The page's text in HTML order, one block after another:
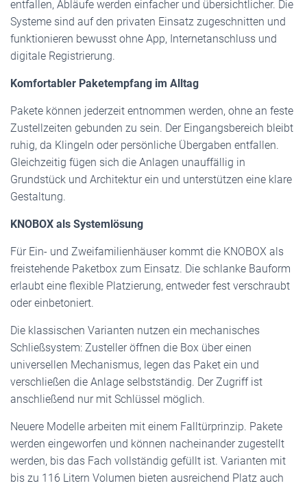
entfallen, Abläufe werden einfacher und übersichtlicher. Die
Systeme sind auf den privaten Einsatz zugeschnitten und
funktionieren bewusst ohne App, Internetanschluss und
digitale Registrierung.
Komfortabler Paketempfang im Alltag
Pakete können jederzeit entnommen werden, ohne an feste
Zustellzeiten gebunden zu sein. Der Eingangsbereich bleibt
ruhig, da Klingeln oder persönliche Übergaben entfallen.
Gleichzeitig fügen sich die Anlagen unauffällig in
Grundstück und Architektur ein und unterstützen eine klare
Gestaltung.
KNOBOX als Systemlösung
Für Ein- und Zweifamilienhäuser kommt die KNOBOX als
freistehende Paketbox zum Einsatz. Die schlanke Bauform
erlaubt eine flexible Platzierung, entweder fest verschraubt
oder einbetoniert.
Die klassischen Varianten nutzen ein mechanisches
Schließsystem: Zusteller öffnen die Box über einen
universellen Mechanismus, legen das Paket ein und
verschließen die Anlage selbstständig. Der Zugriff ist
anschließend nur mit Schlüssel möglich.
Neuere Modelle arbeiten mit einem Falltürprinzip. Pakete
werden eingeworfen und können nacheinander zugestellt
werden, bis das Fach vollständig gefüllt ist. Varianten mit
bis zu 116 Litern Volumen bieten ausreichend Platz auch